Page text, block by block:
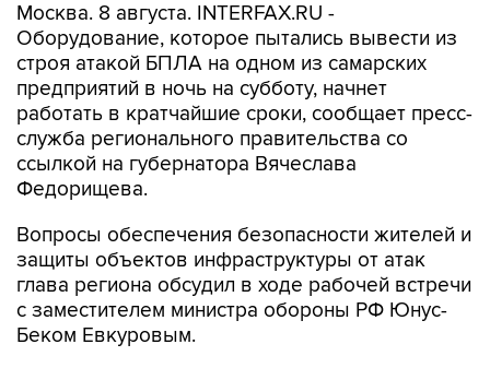
Москва. 8 августа. INTERFAX.RU -
Оборудование, которое пытались вывести из
строя атакой БПЛА на одном из самарских
предприятий в ночь на субботу, начнет
работать в кратчайшие сроки, сообщает пресс-
служба регионального правительства со
ссылкой на губернатора Вячеслава
Федорищева.
Вопросы обеспечения безопасности жителей и
защиты объектов инфраструктуры от атак
глава региона обсудил в ходе рабочей встречи
с заместителем министра обороны РФ Юнус-
Беком Евкуровым.